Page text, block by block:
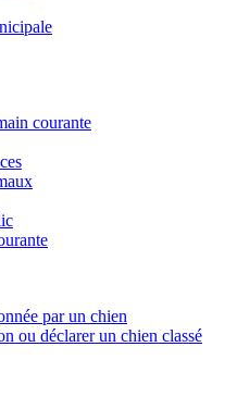
courante
par un chien
ou déclarer un chien classé